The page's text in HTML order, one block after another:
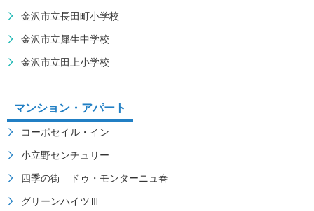
金沢市立長田町小学校
金沢市立犀生中学校
金沢市立田上小学校
マンション・アパート
コーポセイル・イン
小立野センチュリー
四季の街 ドゥ・モンターニュ春
グリーンハイツⅢ